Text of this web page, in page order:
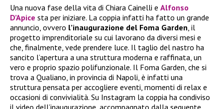
Una nuova fase della vita di Chiara Cainelli e Alfonso
D’Apice sta per iniziare. La coppia infatti ha fatto un grande
annuncio, ovvero l’inaugurazione del Foma Garden , il
progetto imprenditoriale su cui lavorano da diversi mesi e
che, finalmente, vede prendere luce. Il taglio del nastro ha
sancito l’apertura a una struttura moderna e raffinata, un
vero e proprio spazio polifunzionale. Il Foma Garden, che si
trova a Qualiano, in provincia di Napoli, è infatti una
struttura pensata per accogliere eventi, momenti di relax e
occasioni di convivialità. Su Instagram la coppia ha condiviso
il video dell’inaugurazione, accompagnato dalla seguente